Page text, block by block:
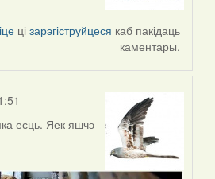
цізарэгіструйцеся каб пакідаць
каментары.
есць. Яек яшчэ